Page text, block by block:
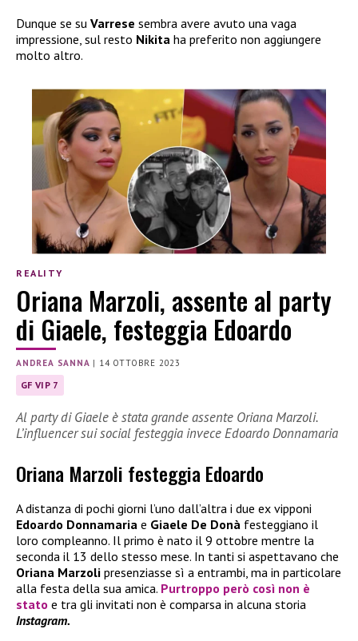
Dunque se su Varrese sembra avere avuto una vaga
impressione, sul resto Nikita ha preferito non aggiungere
molto altro.
REALITY
Oriana Marzoli, assente al party
di Giaele, festeggia Edoardo
ANDREA SANNA | 14 OTTOBRE 2023
GF VIP 7
Al party di Giaele è stata grande assente Oriana Marzoli.
L’influencer sui social festeggia invece Edoardo Donnamaria
Oriana Marzoli festeggia Edoardo
A distanza di pochi giorni l’uno dall’altra i due ex vipponi
Edoardo Donnamaria e Giaele De Donà festeggiano il
loro compleanno. Il primo è nato il 9 ottobre mentre la
seconda il 13 dello stesso mese. In tanti si aspettavano che
Oriana Marzoli presenziasse sì a entrambi, ma in particolare
alla festa della sua amica. Purtroppo però così non è
stato e tra gli invitati non è comparsa in alcuna storia
Instagram.